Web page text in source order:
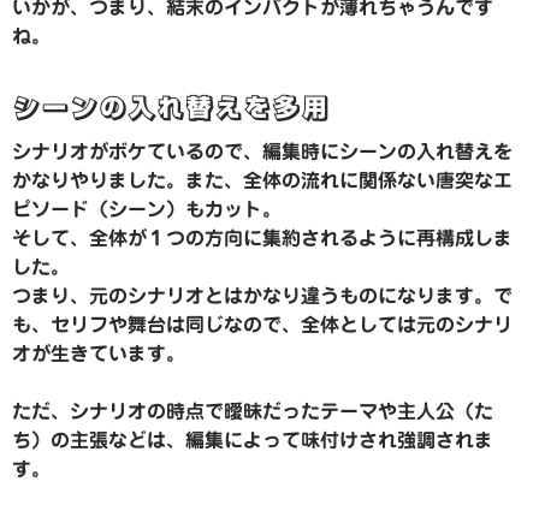
いかが、つまり、結末のインパクトが薄れちゃうんです
ね。
シーンの入れ替えを多用
シナリオがボケているので、編集時にシーンの入れ替えを
かなりやりました。また、全体の流れに関係ない唐突なエ
ピソード（シーン）もカット。
そして、全体が１つの方向に集約されるように再構成しま
した。
つまり、元のシナリオとはかなり違うものになります。で
も、セリフや舞台は同じなので、全体としては元のシナリ
オが生きています。
ただ、シナリオの時点で曖昧だったテーマや主人公（た
ち）の主張などは、編集によって味付けされ強調されま
す。